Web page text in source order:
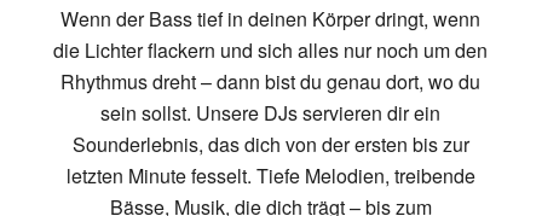
Wenn der Bass tief in deinen Körper dringt, wenn
die Lichter flackern und sich alles nur noch um den
Rhythmus dreht – dann bist du genau dort, wo du
sein sollst. Unsere DJs servieren dir ein
Sounderlebnis, das dich von der ersten bis zur
letzten Minute fesselt. Tiefe Melodien, treibende
Bässe, Musik, die dich trägt – bis zum